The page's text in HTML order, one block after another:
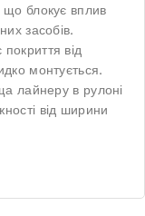
що блокує вплив
засобів.
від
монтується.
лайнеру в рулоні
від ширини